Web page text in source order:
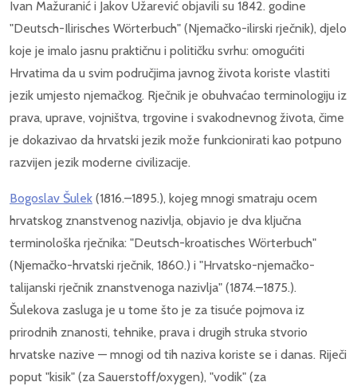
Ivan Mažuranić i Jakov Užarević objavili su 1842. godine
"Deutsch-Ilirisches Wörterbuch" (Njemačko-ilirski rječnik), djelo
koje je imalo jasnu praktičnu i političku svrhu: omogućiti
Hrvatima da u svim područjima javnog života koriste vlastiti
jezik umjesto njemačkog. Rječnik je obuhvaćao terminologiju iz
prava, uprave, vojništva, trgovine i svakodnevnog života, čime
je dokazivao da hrvatski jezik može funkcionirati kao potpuno
razvijen jezik moderne civilizacije.
Bogoslav Šulek (1816.–1895.), kojeg mnogi smatraju ocem
hrvatskog znanstvenog nazivlja, objavio je dva ključna
terminološka rječnika: "Deutsch-kroatisches Wörterbuch"
(Njemačko-hrvatski rječnik, 1860.) i "Hrvatsko-njemačko-
talijanski rječnik znanstvenoga nazivlja" (1874.–1875.).
Šulekova zasluga je u tome što je za tisuće pojmova iz
prirodnih znanosti, tehnike, prava i drugih struka stvorio
hrvatske nazive — mnogi od tih naziva koriste se i danas. Riječi
poput "kisik" (za Sauerstoff/oxygen), "vodik" (za